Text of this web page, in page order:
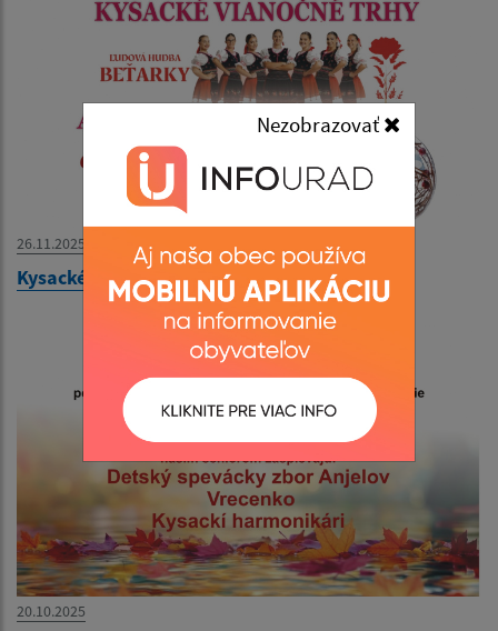
Nezobrazovať
26.11.2025
Kysacké vianočné trhy a adventný koncert
20.10.2025